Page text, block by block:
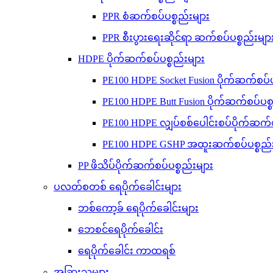
PPR စံဆက်စပ်ပစ္စည်းများ
PPR စီးပွားရေးဆိုင်ရာ ဆက်စပ်ပစ္စည်းမျာ
HDPE ပိုက်ဆက်စပ်ပစ္စည်းများ
PE100 HDPE Socket Fusion ပိုက်ဆက်စပ်
PE100 HDPE Butt Fusion ပိုက်ဆက်စပ်ပစ္
PE100 HDPE လျှပ်စစ်ပေါင်းစပ်ပိုက်ဆက်
PE100 HDPE GSHP အထူးဆက်စပ်ပစ္စည်း
PP ဖိသိပ်ပိုက်ဆက်စပ်ပစ္စည်းများ
ပလတ်စတစ် ရေပိုက်ခေါင်းများ
ဘစ်ကော့ခ် ရေပိုက်ခေါင်းများ
ဘေစင်ရေပိုက်ခေါင်း
ရေပိုက်ခေါင်း ကာထရစ်